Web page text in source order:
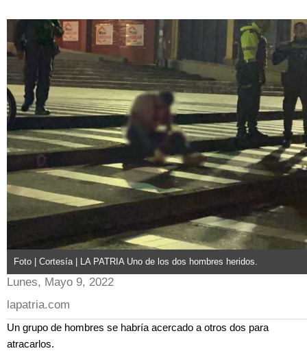
Foto | Cortesía | LA PATRIA Uno de los dos hombres heridos.
Lunes, Mayo 9, 2022
lapatria.com
Un grupo de hombres se habría acercado a otros dos para
atracarlos.